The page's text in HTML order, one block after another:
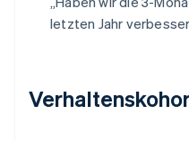
letzten Jahr